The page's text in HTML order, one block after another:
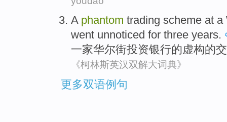
A phantom trading scheme at a
went unnoticed for three years.
一家华尔街投资银行的虚构的
《柯林斯英汉双解大词典》
更多双语例句